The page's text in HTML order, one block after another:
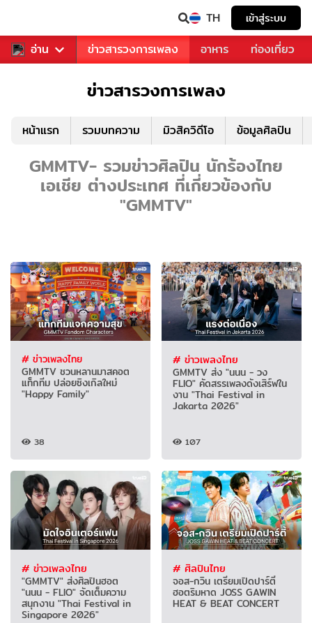
TH เข้าสู่ระบบ
อ่าน
ข่าวบันเทิง ข่าวสารวงการเพลง อาหาร ท่องเที่ยว
ข่าวสารวงการเพลง
หน้าแรก รวมบทความ มิวสิควิดีโอ ข้อมูลศิลปิน
GMMTV- รวมข่าวศิลปิน นักร้องไทย
เอเชีย ต่างประเทศ ที่เกี่ยวข้องกับ
"GMMTV"
# ข่าวเพลงไทย
GMMTV ชวนหลานมาสคอต
แท็กทีม ปล่อยซิงเกิลใหม่
"Happy Family"
38
# ข่าวเพลงไทย
GMMTV ส่ง "นนน - วง
FLIO" คัดสรรเพลงดังเสิร์ฟใน
งาน "Thai Festival in
Jakarta 2026"
107
# ข่าวเพลงไทย
"GMMTV" ส่งศิลปินฮอต
"นนน - FLIO" จัดเต็มความ
สนุกงาน "Thai Festival in
Singapore 2026"
# ศิลปินไทย
จอส-กวิน เตรียมเปิดปาร์ตี้
ฮอตริมหาด JOSS GAWIN
HEAT & BEAT CONCERT